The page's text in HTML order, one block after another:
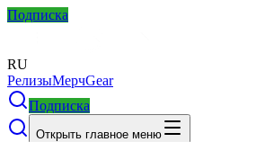
Подписка
RU
РелизыМерчGear
Подписка
Открыть главное меню